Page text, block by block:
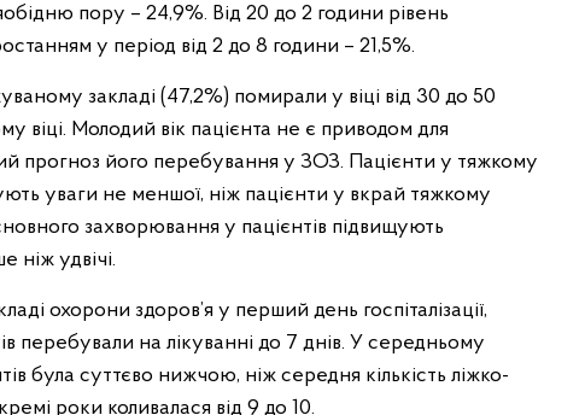
пору – 24,9%. Від 20 до 2 години рівень
у період від 2 до 8 години – 21,5%.
закладі (47,2%) помирали у віці від 30 до 50
віці. Молодий вік пацієнта не є приводом для
прогноз його перебування у ЗОЗ. Пацієнти у тяжкому
уваги не меншої, ніж пацієнти у вкрай тяжкому
захворювання у пацієнтів підвищують
ніж удвічі.
охорони здоров’я у перший день госпіталізації,
перебували на лікуванні до 7 днів. У середньому
була суттєво нижчою, ніж середня кількість ліжко-
роки коливалася від 9 до 10.